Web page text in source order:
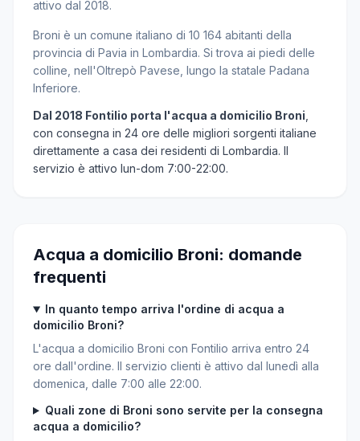
attivo dal 2018.
Broni è un comune italiano di 10 164 abitanti della
provincia di Pavia in Lombardia. Si trova ai piedi delle
colline, nell'Oltrepò Pavese, lungo la statale Padana
Inferiore.
Dal 2018 Fontilio porta l'acqua a domicilio Broni
con consegna in 24 ore delle migliori sorgenti italiane
direttamente a casa dei residenti di Lombardia. Il
servizio è attivo lun-dom 7:00-22:00.
Acqua a domicilio Broni: domande
frequenti
In quanto tempo arriva l'ordine di acqua a
domicilio Broni?
L'acqua a domicilio Broni con Fontilio arriva entro 24
ore dall'ordine. Il servizio clienti è attivo dal lunedì alla
domenica, dalle 7:00 alle 22:00.
Quali zone di Broni sono servite per la consegna
acqua a domicilio?